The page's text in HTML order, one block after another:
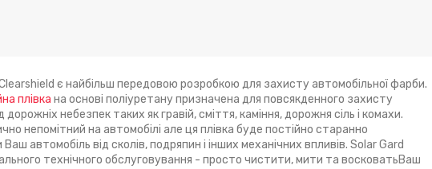
є найбільш передовою розробкою для захисту автомобільної фарби.
плівка на основі поліуретану призначена для повсякденного захисту
небезпек таких як гравій, сміття, каміння, дорожня сіль і комахи.
непомітний на автомобілі але ця плівка буде постійно старанно
автомобіль від сколів, подряпин і інших механічних впливів. Solar Gard
технічного обслуговування - просто чистити, мити та восковатьВаш